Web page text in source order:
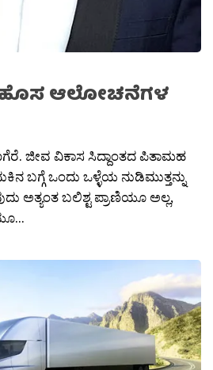
ಹೊಸ ಆಲೋಚನೆಗಳ
ಜೀವ ವಿಕಾಸ ಸಿದ್ದಾಂತದ ಪಿತಾಮಹ
ಬಗ್ಗೆ ಒಂದು ಒಳ್ಳೆಯ ನುಡಿಮುತ್ತನ್ನು
ಅತ್ಯಂತ ಬಲಿಶ್ಟ ಪ್ರಾಣಿಯೂ ಅಲ್ಲ,